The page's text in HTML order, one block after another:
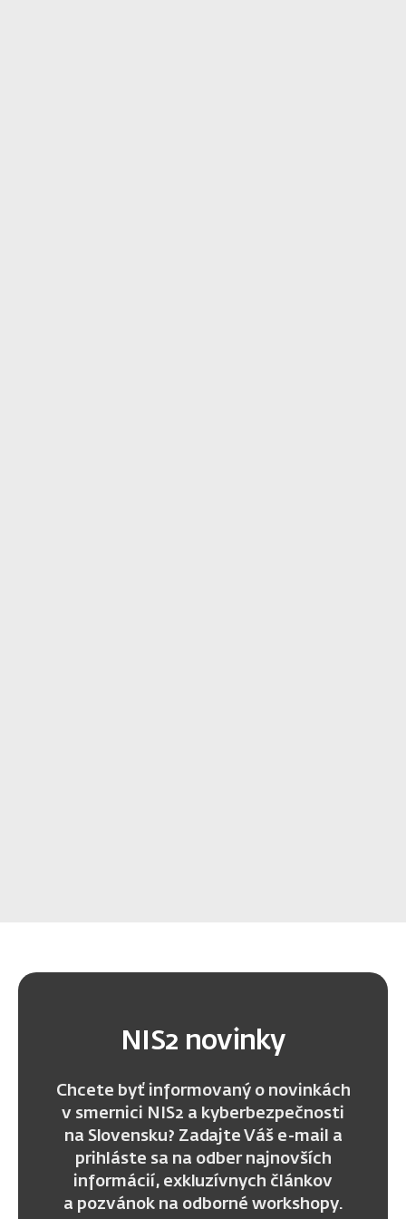
NIS2 novinky
Chcete byť informovaný o novinkách
v smernici NIS2 a kyberbezpečnosti
na Slovensku? Zadajte Váš e-mail a
prihláste sa na odber najnovších
informácií, exkluzívnych článkov
a pozvánok na odborné workshopy.